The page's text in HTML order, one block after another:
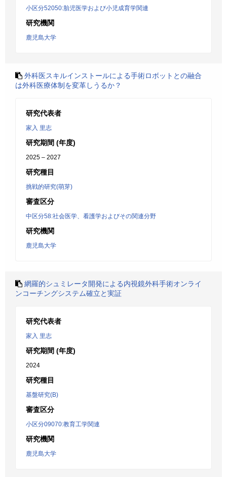
小区分52050:胎児医学および小児成育学関連
研究機関
鹿児島大学
外科医スキルインストールによる手術ロボットとの融合
は外科医療体制を変革しうるか？
研究代表者
家入 里志
研究期間 (年度)
2025 – 2027
研究種目
挑戦的研究(萌芽)
審査区分
中区分58:社会医学、看護学およびその関連分野
研究機関
鹿児島大学
網羅的シュミレータ開発による内視鏡外科手術オンライ
ンコーチングシステム確立と実証
研究代表者
家入 里志
研究期間 (年度)
2024
研究種目
基盤研究(B)
審査区分
小区分09070:教育工学関連
研究機関
鹿児島大学